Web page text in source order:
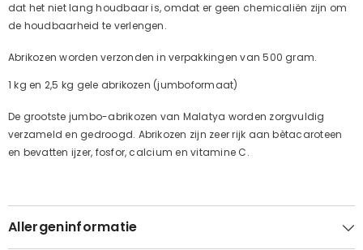
dat het niet lang houdbaar is, omdat er geen chemicaliën zijn om
de houdbaarheid te verlengen.
Abrikozen worden verzonden in verpakkingen van 500 gram.
1 kg en 2,5 kg gele abrikozen (jumboformaat)
De grootste jumbo-abrikozen van Malatya worden zorgvuldig
verzameld en gedroogd. Abrikozen zijn zeer rijk aan bètacaroteen
en bevatten ijzer, fosfor, calcium en vitamine C.
Allergeninformatie